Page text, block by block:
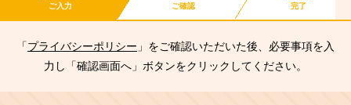
ご入力
ご確認
完了
「プライバシーポリシー 」をご確認いただいた後、必要事項を入
力し「確認画面へ」ボタンをクリックしてください。